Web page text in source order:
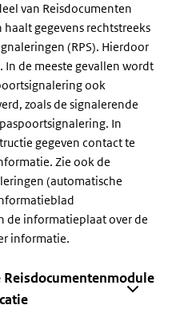
van Reisdocumenten
gegevens rechtstreeks
(RPS). Hierdoor
de meeste gevallen wordt
ook
zoals de signalerende
In
gegeven contact te
Zie ook de
(automatische
de informatieplaat over de
informatie.